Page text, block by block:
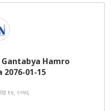
Hamro
2076-01-15
१४, २०७६